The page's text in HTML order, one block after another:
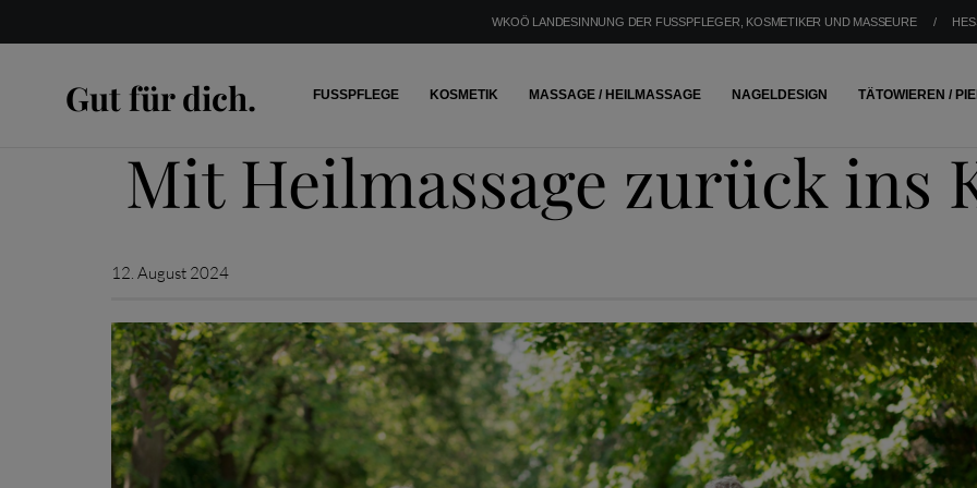
WKOÖ LANDESINNUNG DER FUSSPFLEGER, KOSMETIKER UND MASSEURE /
Gut für dich. FUSSPFLEGE KOSMETIK MASSAGE / HEILMASSAGE NAGELDESIGN TÄTOWIEREN /
Mit Heilmassage zurück ins
12. August 2024